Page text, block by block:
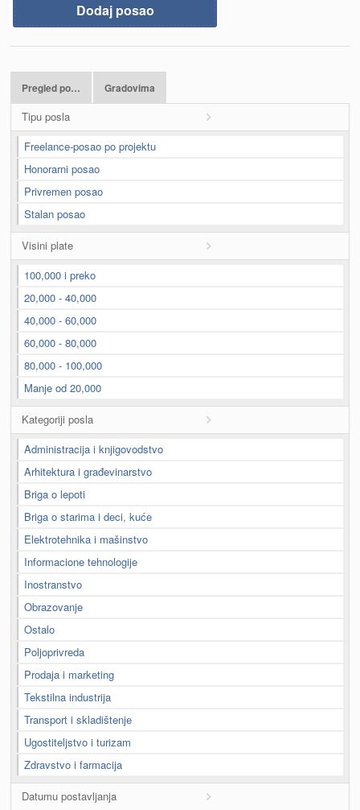
Dodaj posao
Pregled po… Gradovima
Tipu posla
Freelance-posao po projektu
Honorarni posao
Privremen posao
Stalan posao
Visini plate
100,000 i preko
20,000 - 40,000
40,000 - 60,000
60,000 - 80,000
80,000 - 100,000
Manje od 20,000
Kategoriji posla
Administracija i knjigovodstvo
Arhitektura i građevinarstvo
Briga o lepoti
Briga o starima i deci, kuće
Elektrotehnika i mašinstvo
Informacione tehnologije
Inostranstvo
Obrazovanje
Ostalo
Poljoprivreda
Prodaja i marketing
Tekstilna industrija
Transport i skladištenje
Ugostiteljstvo i turizam
Zdravstvo i farmacija
Datumu postavljanja